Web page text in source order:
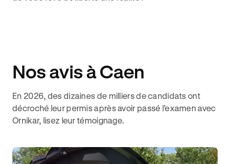
Nos avis à Caen
En 2026, des dizaines de milliers de candidats ont
décroché leur permis après avoir passé l’examen avec
Ornikar, lisez leur témoignage.